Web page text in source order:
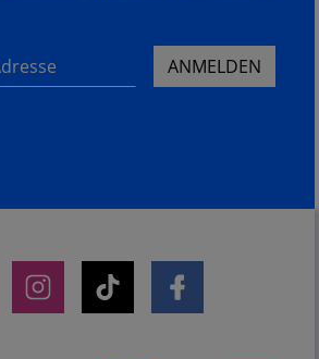
ANMELDEN